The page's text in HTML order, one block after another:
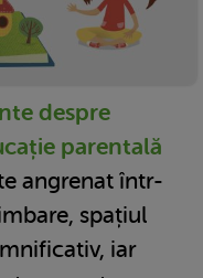
despre
parentală
angrenat într-
spațiul
iar